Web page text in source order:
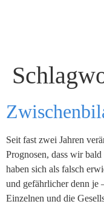
Seit fast zwei Jahren
Prognosen, dass wir
haben sich als falsch
und gefährlicher denn je
Einzelnen und die